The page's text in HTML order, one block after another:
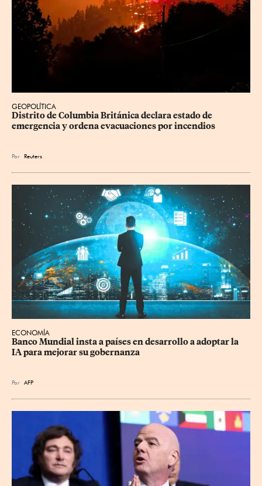
GEOPOLÍTICA
Distrito de Columbia Británica declara estado de
emergencia y ordena evacuaciones por incendios
Por Reuters
ECONOMÍA
Banco Mundial insta a países en desarrollo a adoptar la
IA para mejorar su gobernanza
Por AFP